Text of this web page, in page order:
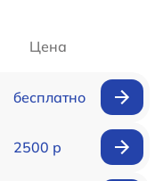
Цена
бесплатно
2500 р